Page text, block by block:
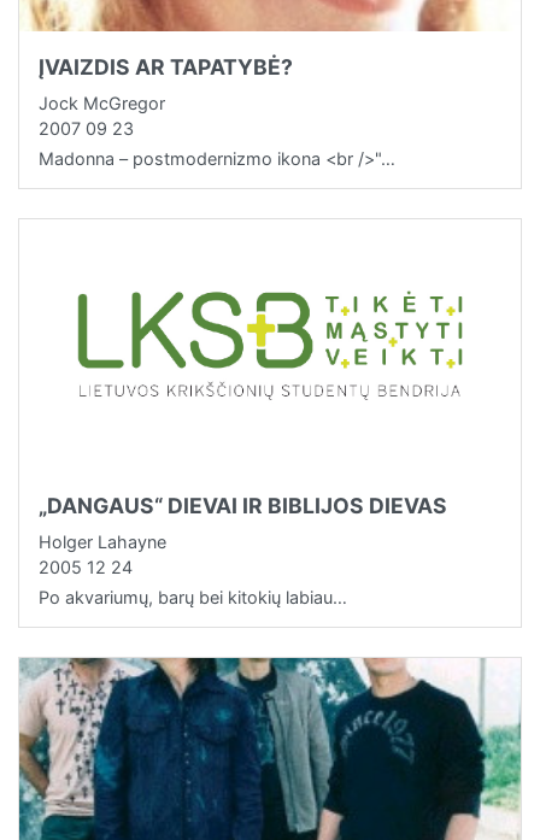
ĮVAIZDIS AR TAPATYBĖ?
Jock McGregor
2007 09 23
Madonna – postmodernizmo ikona <br />"…
„DANGAUS“ DIEVAI IR BIBLIJOS DIEVAS
Holger Lahayne
2005 12 24
Po akvariumų, barų bei kitokių labiau…